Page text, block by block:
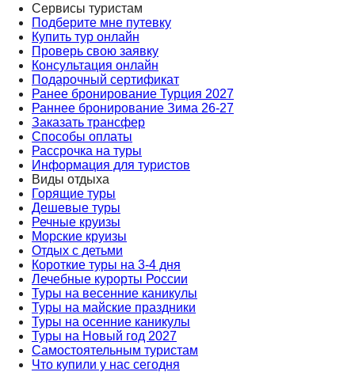
Сервисы туристам
Подберите мне путевку
Купить тур онлайн
Проверь свою заявку
Консультация онлайн
Подарочный сертификат
Ранее бронирование Турция 2027
Раннее бронирование Зима 26-27
Заказать трансфер
Способы оплаты
Рассрочка на туры
Информация для туристов
Виды отдыха
Горящие туры
Дешевые туры
Речные круизы
Морские круизы
Отдых с детьми
Короткие туры на 3-4 дня
Лечебные курорты России
Туры на весенние каникулы
Туры на майские праздники
Туры на осенние каникулы
Туры на Новый год 2027
Самостоятельным туристам
Что купили у нас сегодня